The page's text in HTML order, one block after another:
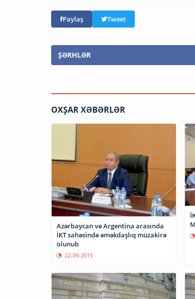
Paylaş Tweet
ŞƏRHLƏR
OXŞAR XƏBƏRLƏR
Azərbaycan və Argentina arasında
İKT sahəsində əməkdaşlıq müzakirə
olunub
22-09-2015